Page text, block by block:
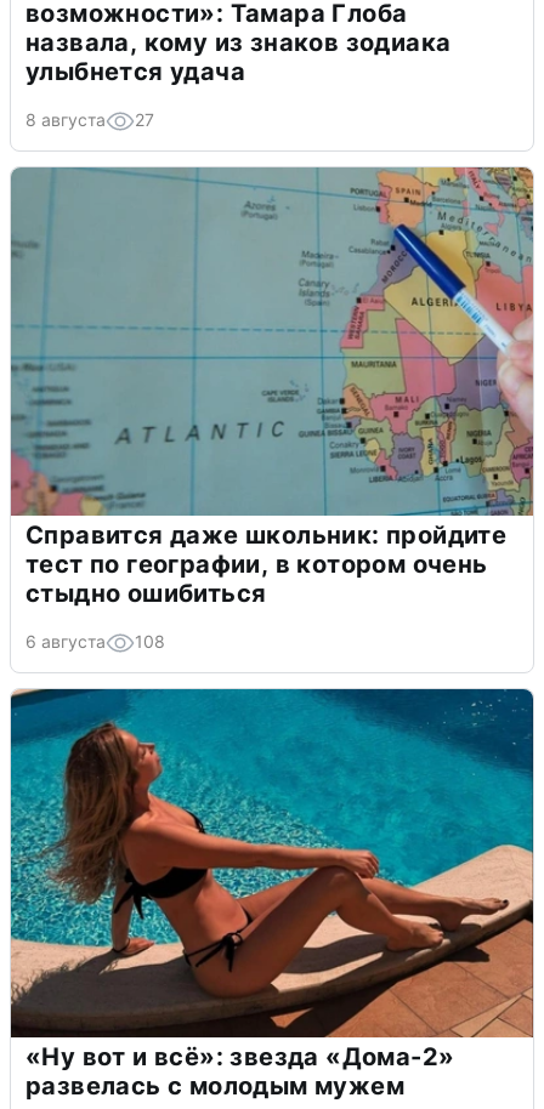
возможности»: Тамара Глоба
назвала, кому из знаков зодиака
улыбнется удача
8 августа 27
Справится даже школьник: пройдите
тест по географии, в котором очень
стыдно ошибиться
6 августа 108
«Ну вот и всё»: звезда «Дома-2»
развелась с молодым мужем